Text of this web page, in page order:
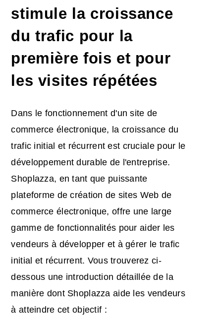
stimule la croissance
du trafic pour la
première fois et pour
les visites répétées
Dans le fonctionnement d'un site de
commerce électronique, la croissance du
trafic initial et récurrent est cruciale pour le
développement durable de l'entreprise.
Shoplazza, en tant que puissante
plateforme de création de sites Web de
commerce électronique, offre une large
gamme de fonctionnalités pour aider les
vendeurs à développer et à gérer le trafic
initial et récurrent. Vous trouverez ci-
dessous une introduction détaillée de la
manière dont Shoplazza aide les vendeurs
à atteindre cet objectif :